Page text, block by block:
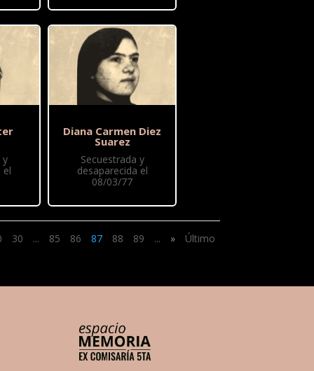
y
el
Diana Carmen Diez
Suarez
Secuestrada y
desaparecida el
08/03/77
30 ... 85 86 87 88 89 ... » Último